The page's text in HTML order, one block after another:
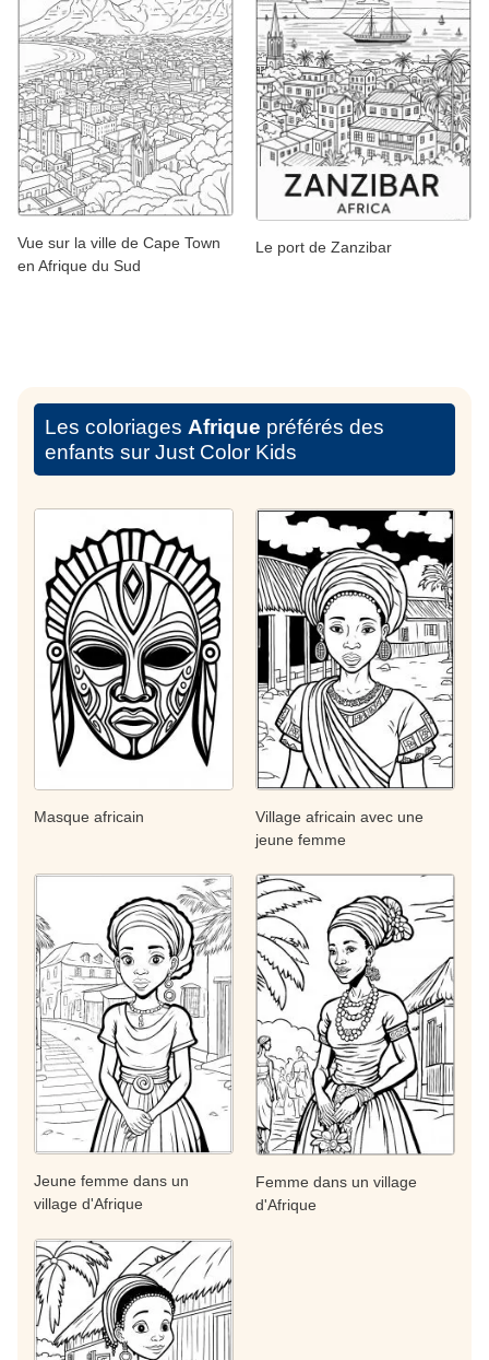
Vue sur la ville de Cape Town
en Afrique du Sud
Le port de Zanzibar
Les coloriages Afrique préférés des
enfants sur Just Color Kids
Masque africain
Village africain avec une
jeune femme
Jeune femme dans un
village d'Afrique
Femme dans un village
d'Afrique